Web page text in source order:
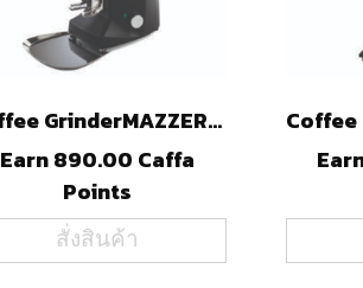
Coffee GrinderMAZZERMajorV.Electronic(B)
Earn 890.00 Caffa
Points
สั่งสินค้า